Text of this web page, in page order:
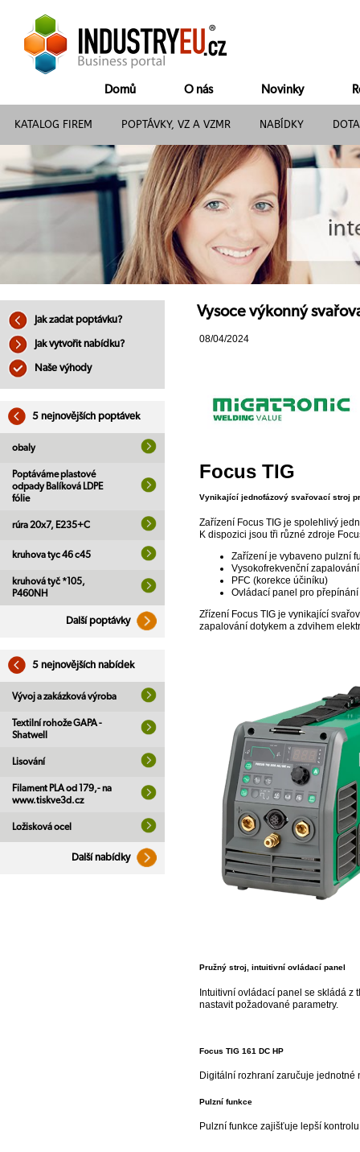
Domů O nás Novinky
KATALOG FIREM POPTÁVKY, VZ A VZMR NABÍDKY
Jak zadat poptávku?
Jak vytvořit nabídku?
Naše výhody
5 nejnovějších poptávek
obaly
Poptáváme plastové
odpady Balíková LDPE
fólie
rúra 20x7, E235+C
kruhova tyc 46 c45
kruhová tyč *105,
P460NH
Další poptávky
5 nejnovějších nabídek
Vývoj a zakázková výroba
Textilní rohože GAPA -
Shatwell
Lisování
Filament PLA od 179,- na
www.tiskve3d.cz
Ložisková ocel
Další nabídky
Vysoce výkonný
08/04/2024
Focus TIG
Vynikající jednofázový svařovací stroj
Zařízení Focus TIG je spolehlivý
K dispozici jsou tři různé zdroje
Zařízení je vybaveno pulzní
Vysokofrekvenční
PFC (korekce účiníku)
Ovládací panel pro
Zřízení Focus TIG je vynikající
zapalování dotykem a zdvihem
Pružný stroj, intuitivní ovládací panel
Intuitivní ovládací panel se skládá
nastavit požadované parametry.
Focus TIG 161 DC HP
Digitální rozhraní zaručuje
Pulzní funkce
Pulzní funkce zajišťuje lepší